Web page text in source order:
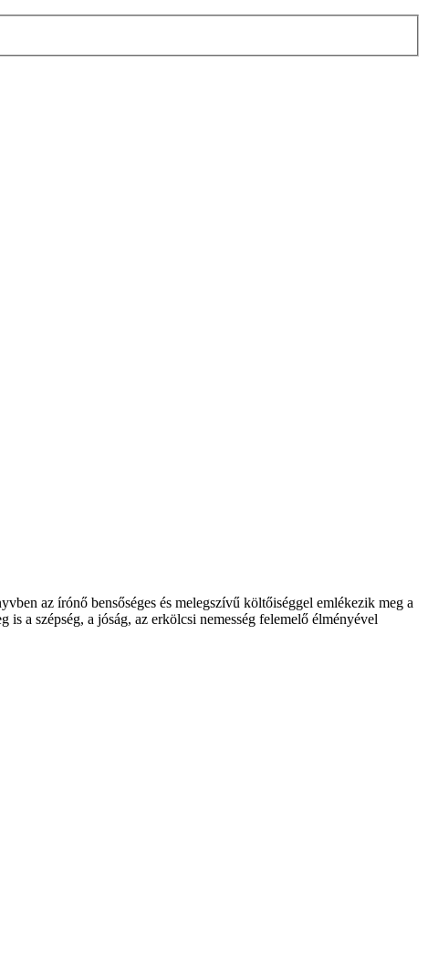
az írónő bensőséges és melegszívű költőiséggel emlékezik meg a
a szépség, a jóság, az erkölcsi nemesség felemelő élményével